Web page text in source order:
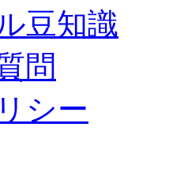
豆知識
問
シー